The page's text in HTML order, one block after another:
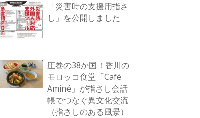
「災害時の支援用指さ
し」を公開しました
圧巻の38か国！香川の
モロッコ食堂「Café
Aminé」が指さし会話
帳でつなぐ異文化交流
（指さしのある風景）